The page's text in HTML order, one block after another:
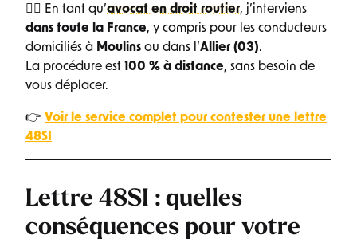
👨‍⚖️ En tant qu’avocat en droit routier, j’interviens
dans toute la France, y compris pour les conducteurs
domiciliés à Moulins ou dans l’Allier (03).
La procédure est 100 % à distance, sans besoin de
vous déplacer.
👉 Voir le service complet pour contester une lettre
48SI
Lettre 48SI : quelles
conséquences pour votre